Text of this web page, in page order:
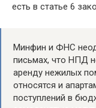
есть в статье 6
Минфин и ФНС
письмах, что НПД
аренду нежилых
относятся и
поступлений в